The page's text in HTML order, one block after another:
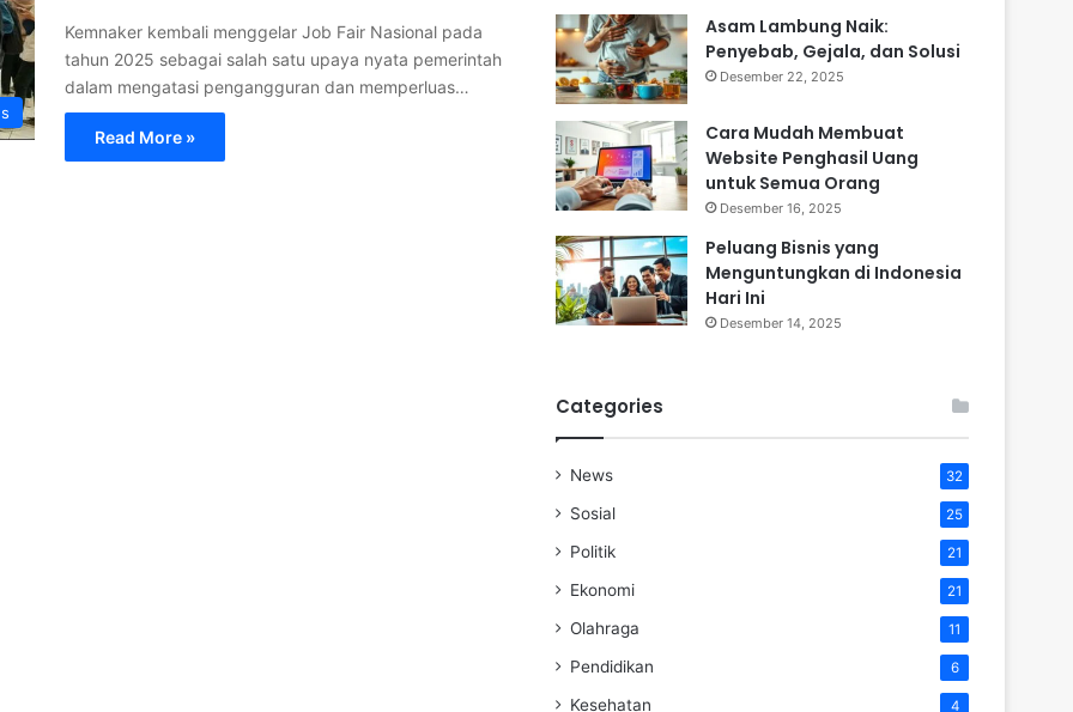
Kemnaker kembali menggelar Job Fair Nasional pada
tahun 2025 sebagai salah satu upaya nyata pemerintah
dalam mengatasi pengangguran dan memperluas…
Read More »
Asam Lambung Naik:
Penyebab, Gejala, dan Solusi
Desember 22, 2025
Cara Mudah Membuat
Website Penghasil Uang
untuk Semua Orang
Desember 16, 2025
Peluang Bisnis yang
Menguntungkan di Indonesia
Hari Ini
Desember 14, 2025
Categories
News 32
Sosial 25
Politik 21
Ekonomi 21
Olahraga 11
Pendidikan 6
Kesehatan 4